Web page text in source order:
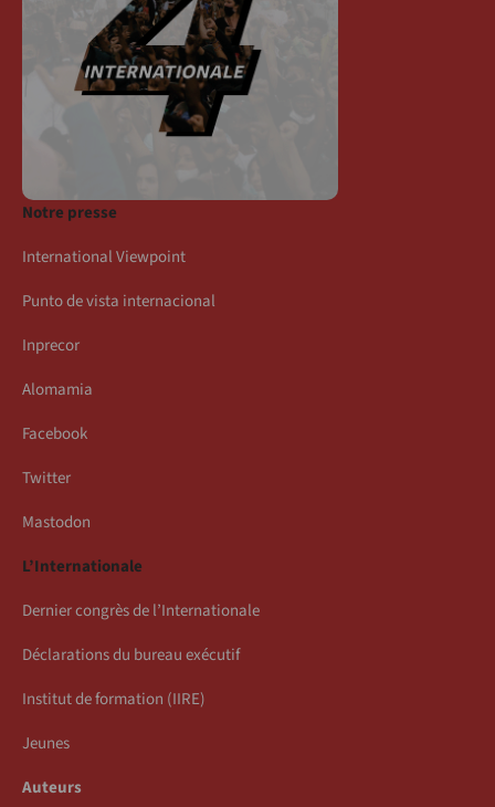
Notre presse
International Viewpoint
Punto de vista internacional
Inprecor
Alomamia
Facebook
Twitter
Mastodon
L’Internationale
Dernier congrès de l’Internationale
Déclarations du bureau exécutif
Institut de formation (IIRE)
Jeunes
Auteurs